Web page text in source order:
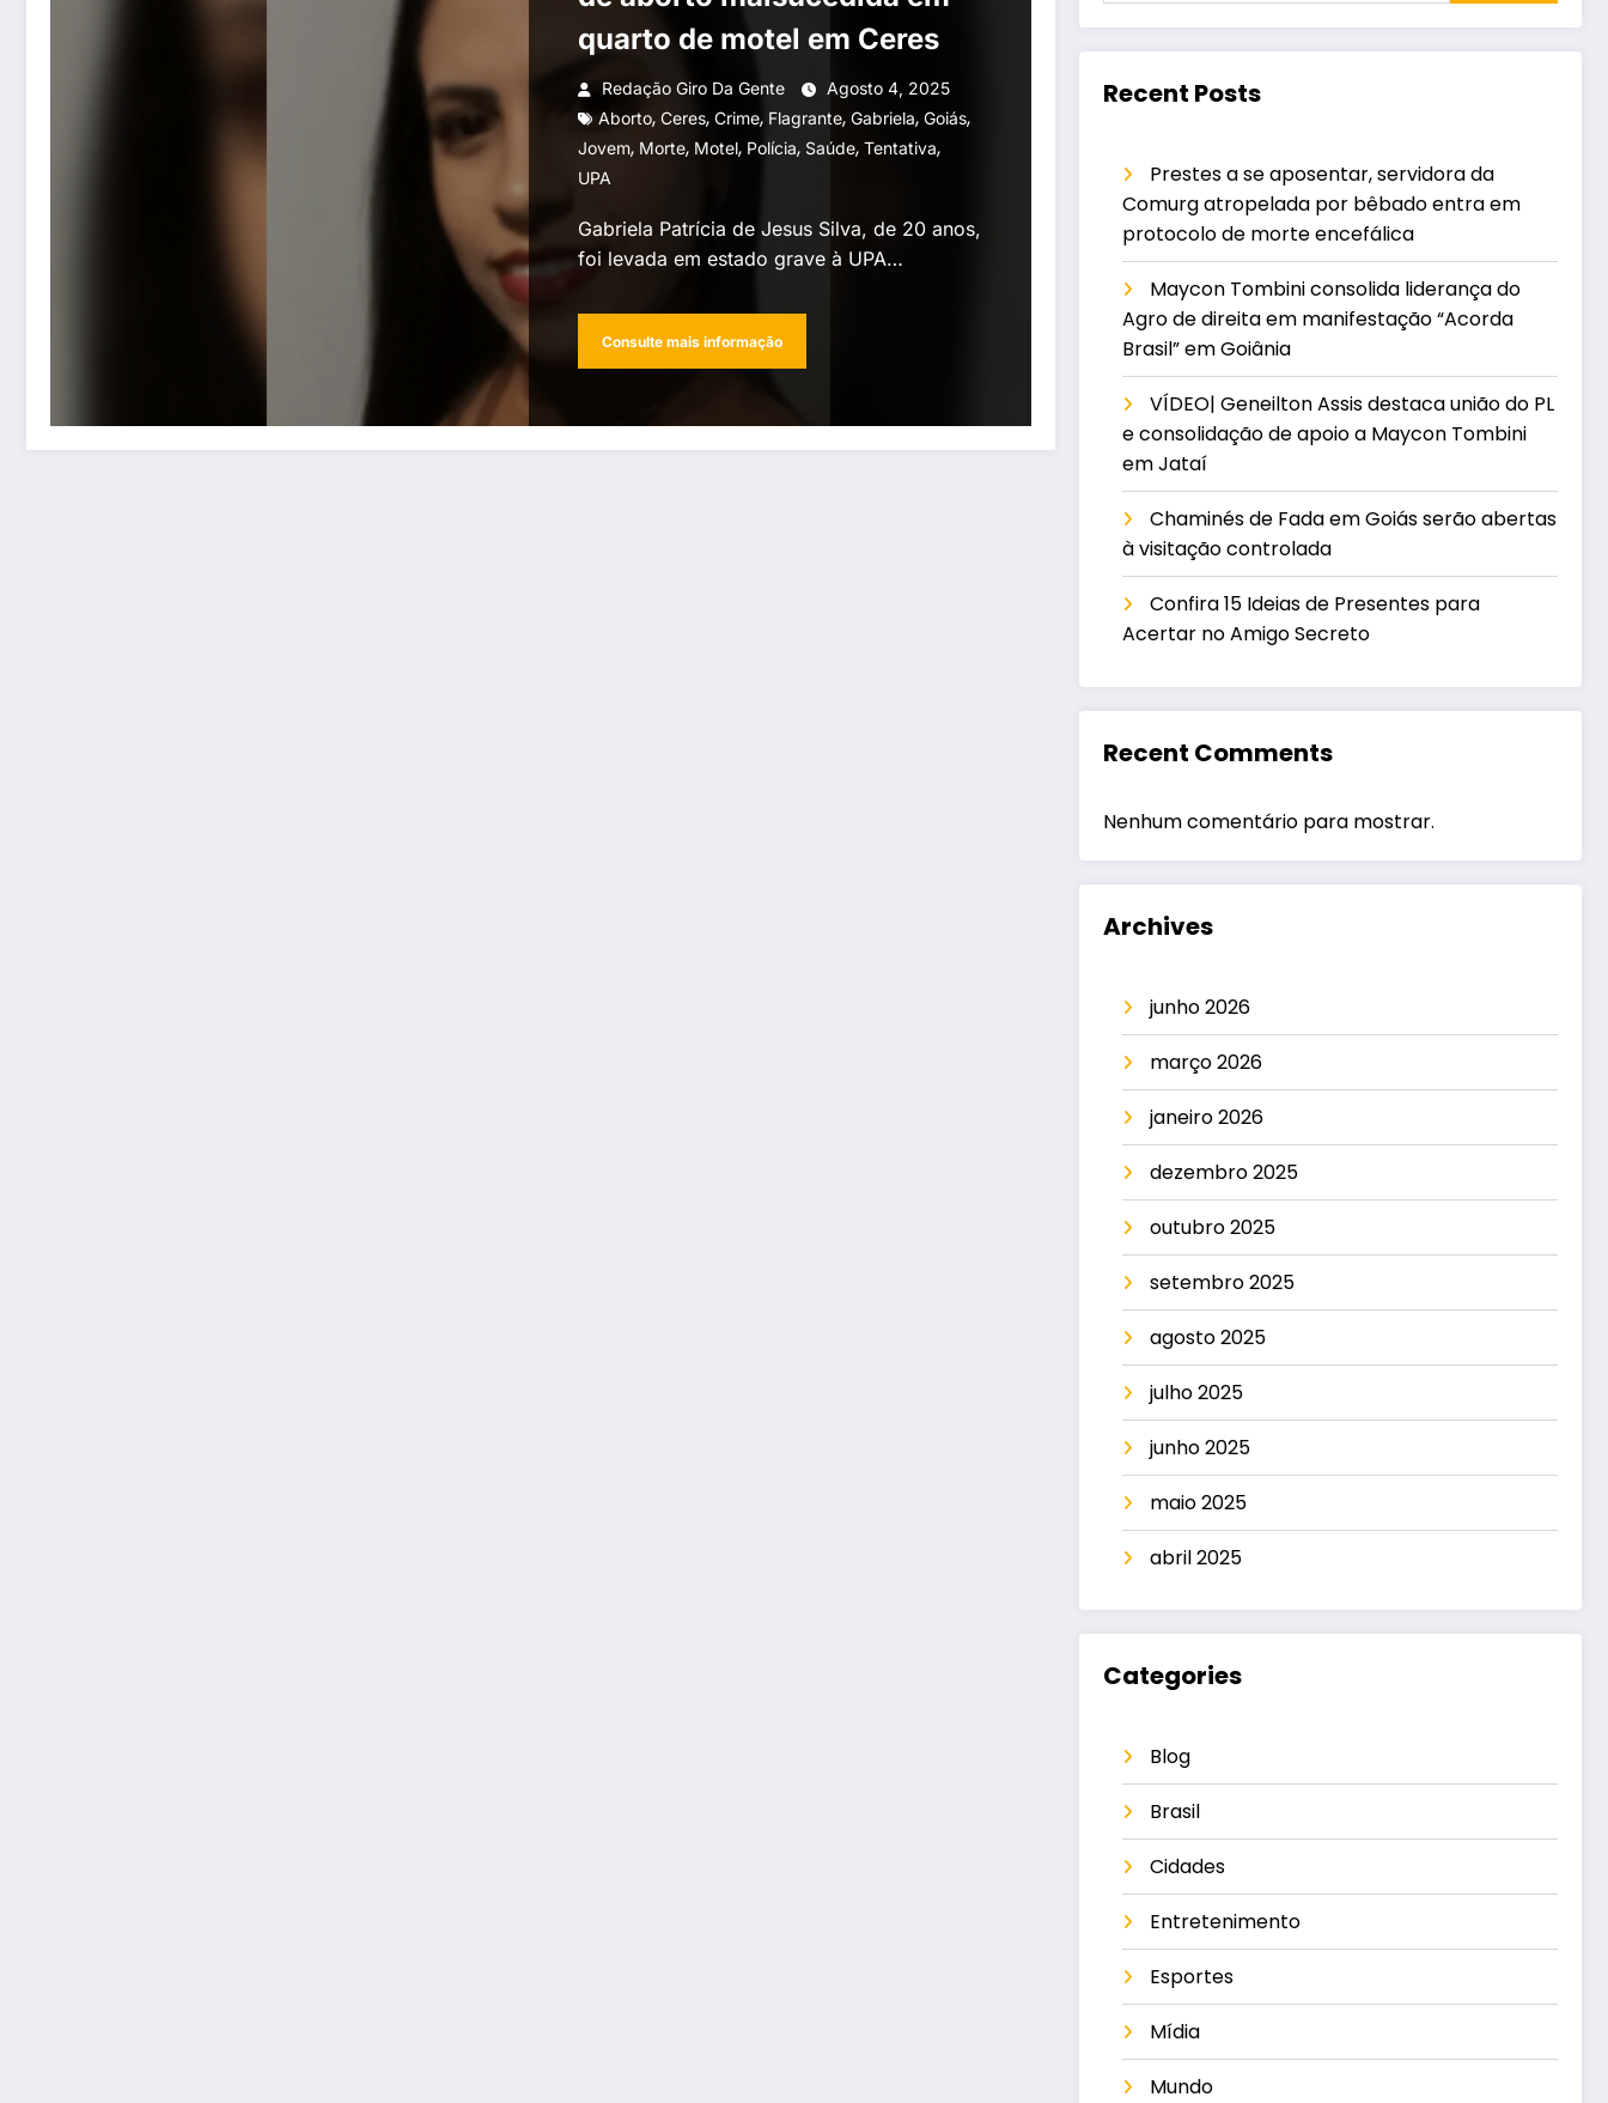
quarto de motel em Ceres
Redação Giro Da Gente
Agosto 4, 2025
Aborto, Ceres, Crime, Flagrante, Gabriela, Goiás,
Jovem, Morte, Motel, Polícia, Saúde, Tentativa,
UPA
Gabriela Patrícia de Jesus Silva, de 20 anos,
foi levada em estado grave à UPA…
Consulte mais informação
Recent Posts
Prestes a se aposentar, servidora da
Comurg atropelada por bêbado entra em
protocolo de morte encefálica
Maycon Tombini consolida liderança do
Agro de direita em manifestação “Acorda
Brasil” em Goiânia
VÍDEO| Geneilton Assis destaca união do PL
e consolidação de apoio a Maycon Tombini
em Jataí
Chaminés de Fada em Goiás serão abertas
à visitação controlada
Confira 15 Ideias de Presentes para
Acertar no Amigo Secreto
Recent Comments
Nenhum comentário para mostrar.
Archives
junho 2026
março 2026
janeiro 2026
dezembro 2025
outubro 2025
setembro 2025
agosto 2025
julho 2025
junho 2025
maio 2025
abril 2025
Categories
Blog
Brasil
Cidades
Entretenimento
Esportes
Mídia
Mundo